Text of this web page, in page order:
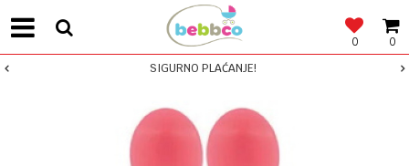
0
0
SIGURNO PLAĆANJE!